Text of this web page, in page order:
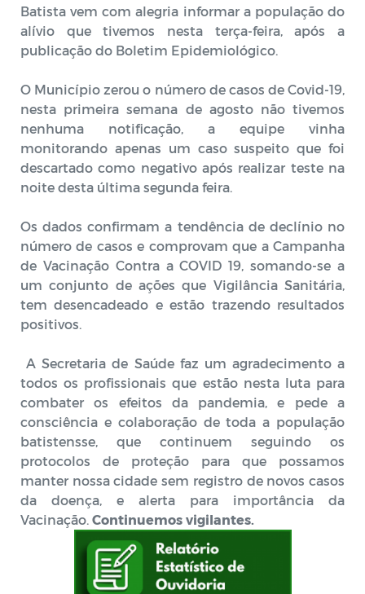
Batista vem com alegria informar a população do
alívio que tivemos nesta terça-feira, após a
publicação do Boletim Epidemiológico.
O Município zerou o número de casos de Covid-19,
nesta primeira semana de agosto não tivemos
nenhuma notificação, a equipe vinha
monitorando apenas um caso suspeito que foi
descartado como negativo após realizar teste na
noite desta última segunda feira.
Os dados confirmam a tendência de declínio no
número de casos e comprovam que a Campanha
de Vacinação Contra a COVID 19, somando-se a
um conjunto de ações que Vigilância Sanitária,
tem desencadeado e estão trazendo resultados
positivos.
A Secretaria de Saúde faz um agradecimento a
todos os profissionais que estão nesta luta para
combater os efeitos da pandemia, e pede a
consciência e colaboração de toda a população
batistensse, que continuem seguindo os
protocolos de proteção para que possamos
manter nossa cidade sem registro de novos casos
da doença, e alerta para importância da
Vacinação. Continuemos vigilantes.